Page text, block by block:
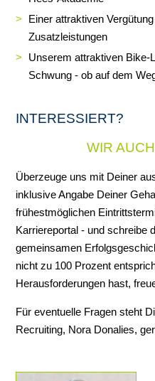
Einer attraktiven
Zusatzleistungen
Unserem attraktiven Bike-
Schwung - ob auf dem
INTERESSIERT?
WIR
Überzeuge uns mit Deiner
inklusive Angabe Deiner
frühestmöglichen
Karriereportal - und schreibe
gemeinsamen
nicht zu 100 Prozent
Herausforderungen hast,
Für eventuelle Fragen steht
Recruiting, Nora Donalies,